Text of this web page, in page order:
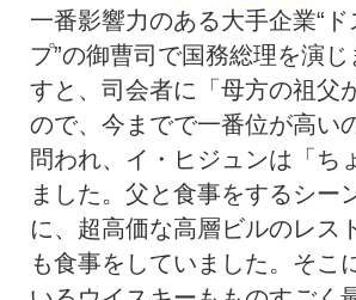
一番影響力のある大手企業“
プ”の御曹司で国務総理を演
すと、司会者に「母方の祖父
ので、今までで一番位が高い
問われ、イ・ヒジュンは「ち
ました。父と食事をするシー
に、超高価な高層ビルのレス
も食事をしていました。そこ